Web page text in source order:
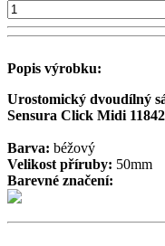
Popis výrobku:
Urostomický dvoudílný
Sensura Click Midi
Barva: béžový
Velikost příruby: 50mm
Barevné značení: